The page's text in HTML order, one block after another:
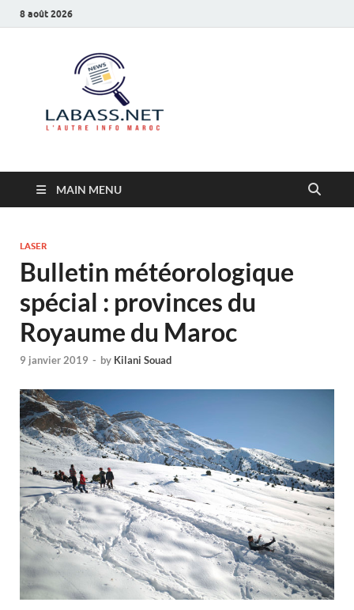
8 août 2026
MAIN MENU
LASER
Bulletin météorologique
spécial : provinces du
Royaume du Maroc
9 janvier 2019 - by Kilani Souad